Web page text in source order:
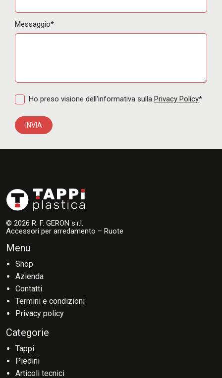
Messaggio*
Ho preso visione dell'informativa sulla Privacy Policy*
INVIA
© 2026 R. F. GERON s.r.l.
Accessori per arredamento – Ruote
Menu
Shop
Azienda
Contatti
Termini e condizioni
Privacy policy
Categorie
Tappi
Piedini
Articoli tecnici